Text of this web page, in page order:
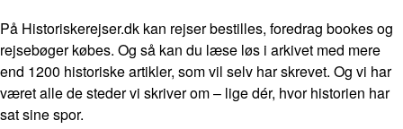
På Historiskerejser.dk kan rejser bestilles, foredrag bookes og
rejsebøger købes. Og så kan du læse løs i arkivet med mere
end 1200 historiske artikler, som vil selv har skrevet. Og vi har
været alle de steder vi skriver om – lige dér, hvor historien har
sat sine spor.